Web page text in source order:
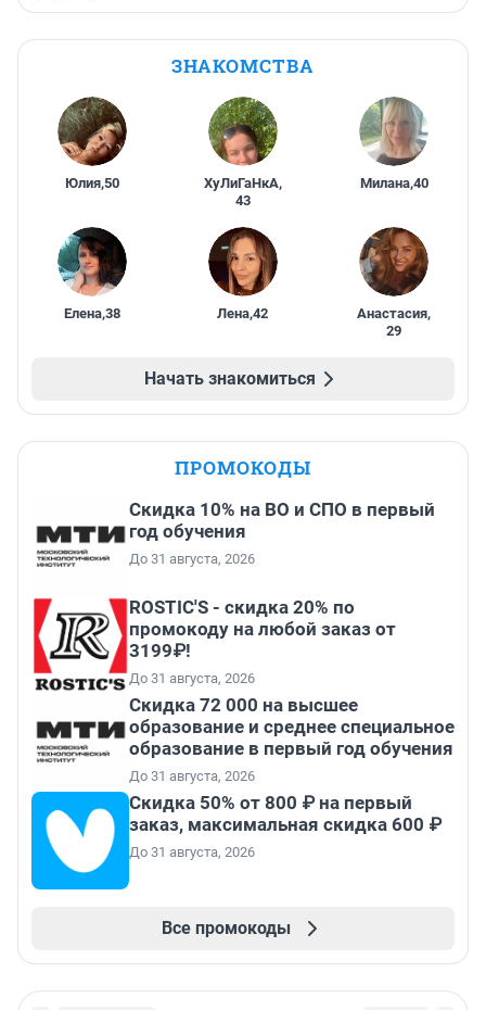
ЗНАКОМСТВА
Юлия,50 ХуЛиГаНкА,
43
Милана,40
Елена,38 Лена,42 Анастасия,
29
Начать знакомиться
ПРОМОКОДЫ
Скидка 10% на ВО и СПО в первый
год обучения
До 31 августа, 2026
ROSTIC'S - скидка 20% по
промокоду на любой заказ от
3199₽!
До 31 августа, 2026
Скидка 72 000 на высшее
образование и среднее специальное
образование в первый год обучения
До 31 августа, 2026
Скидка 50% от 800 ₽ на первый
заказ, максимальная скидка 600 ₽
До 31 августа, 2026
Все промокоды